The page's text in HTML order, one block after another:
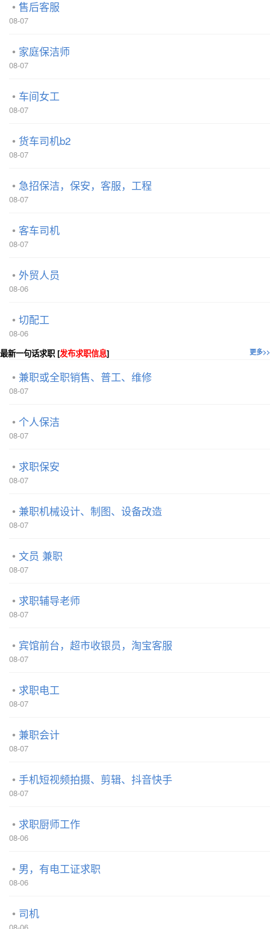
售后客服
08-07
家庭保洁师
08-07
车间女工
08-07
货车司机b2
08-07
急招保洁，保安，客服，工程
08-07
客车司机
08-07
外贸人员
08-06
切配工
08-06
更多>>
最新一句话求职 [发布求职信息]
兼职或全职销售、普工、维修
08-07
个人保洁
08-07
求职保安
08-07
兼职机械设计、制图、设备改造
08-07
文员 兼职
08-07
求职辅导老师
08-07
宾馆前台，超市收银员，淘宝客服
08-07
求职电工
08-07
兼职会计
08-07
手机短视频拍摄、剪辑、抖音快手
08-07
求职厨师工作
08-06
男，有电工证求职
08-06
司机